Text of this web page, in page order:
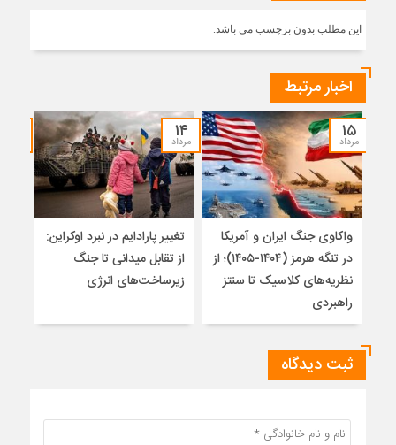
این مطلب بدون برچسب می باشد.
اخبار مرتبط
۱۵
مرداد
واکاوی جنگ ایران و آمریکا
در تنگه هرمز (۱۴۰۴-۱۴۰۵)؛ از
نظریه‌های کلاسیک تا سنتز
راهبردی
۱۴
مرداد
تغییر پارادایم در نبرد اوکراین:
از تقابل میدانی تا جنگ
زیرساخت‌های انرژی
ثبت دیدگاه